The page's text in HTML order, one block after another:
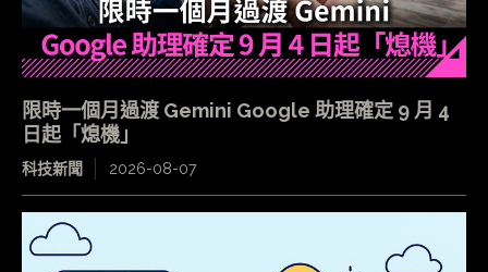
限時一個月過渡 Gemini Google 助理確定 9 月 4
日起「熄機」
科技新聞 2026-08-07